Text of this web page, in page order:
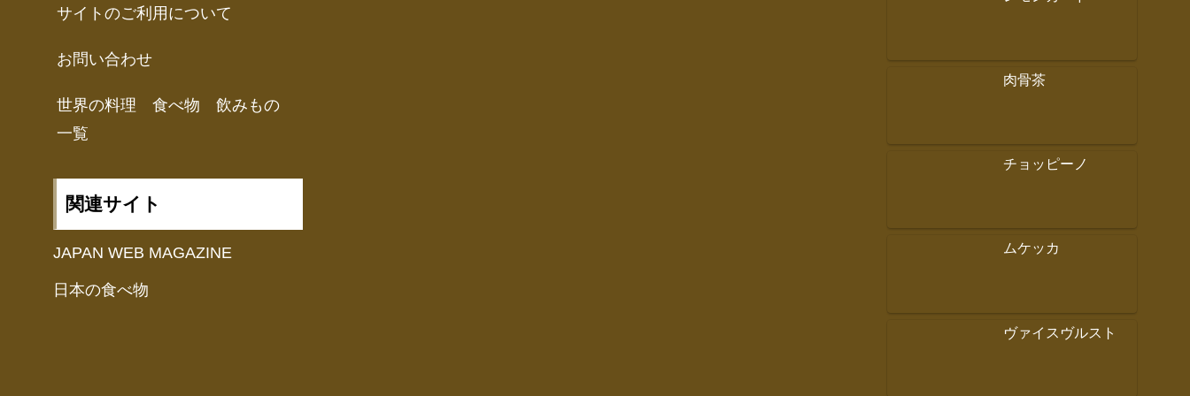
サイトのご利用について
お問い合わせ
世界の料理 食べ物 飲みもの
一覧
関連サイト
JAPAN WEB MAGAZINE
日本の食べ物
肉骨茶
チョッピーノ
ムケッカ
ヴァイスヴルスト